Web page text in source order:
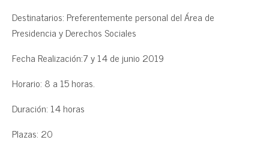
Destinatarios: Preferentemente personal del Área de
Presidencia y Derechos Sociales
Fecha Realización:7 y 14 de junio 2019
Horario: 8 a 15 horas.
Duración: 14 horas
Plazas: 20